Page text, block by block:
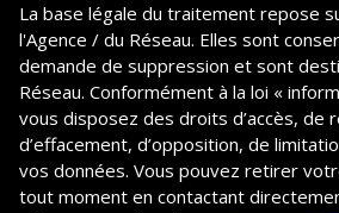
La base légale du traitement repose
l'Agence / du Réseau. Elles sont
demande de suppression et sont
Réseau. Conformément à la loi «
vous disposez des droits d’accès, de
d’effacement, d’opposition, de
vos données. Vous pouvez retirer
tout moment en contactant